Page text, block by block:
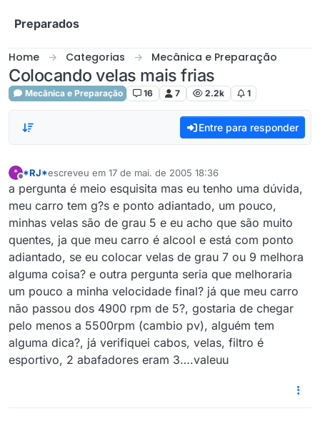
Preparados
Home Categorias Mecânica e Preparação
Colocando velas mais frias
Mecânica e Preparação 16 7 2.2k 1
Entre para responder
* *RJ*escreveu em 17 de mai. de 2005 18:36
última edição por
a pergunta é meio esquisita mas eu tenho uma dúvida,
meu carro tem g?s e ponto adiantado, um pouco,
minhas velas são de grau 5 e eu acho que são muito
quentes, ja que meu carro é alcool e está com ponto
adiantado, se eu colocar velas de grau 7 ou 9 melhora
alguma coisa? e outra pergunta seria que melhoraria
um pouco a minha velocidade final? já que meu carro
não passou dos 4900 rpm de 5?, gostaria de chegar
pelo menos a 5500rpm (cambio pv), alguém tem
alguma dica?, já verifiquei cabos, velas, filtro é
esportivo, 2 abafadores eram 3….valeuu